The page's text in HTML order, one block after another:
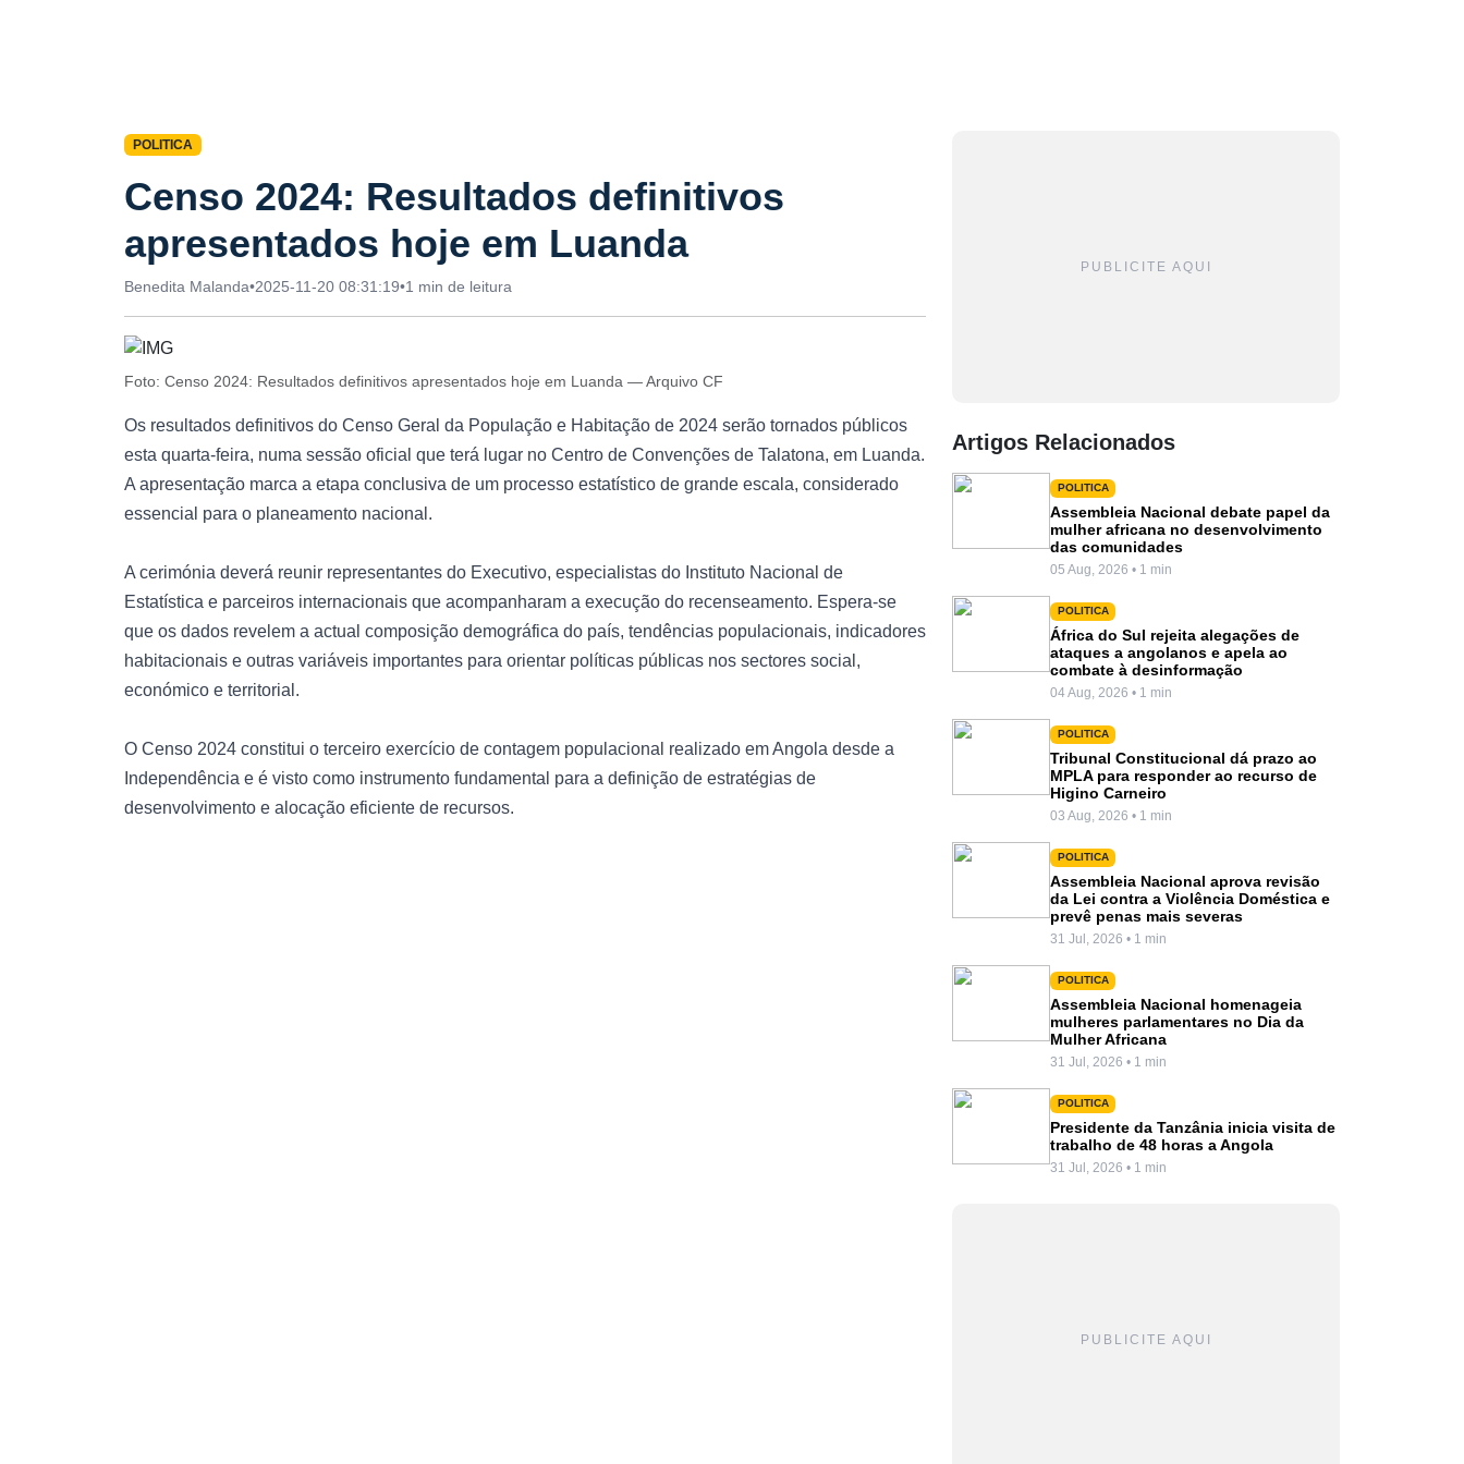
POLITICA
Censo 2024: Resultados definitivos
apresentados hoje em Luanda
Benedita Malanda•2025-11-20 08:31:19•1 min de leitura
Foto: Censo 2024: Resultados definitivos apresentados hoje em Luanda — Arquivo CF
Os resultados definitivos do Censo Geral da População e Habitação de 2024 serão tornados públicos
esta quarta-feira, numa sessão oficial que terá lugar no Centro de Convenções de Talatona, em Luanda.
A apresentação marca a etapa conclusiva de um processo estatístico de grande escala, considerado
essencial para o planeamento nacional.
A cerimónia deverá reunir representantes do Executivo, especialistas do Instituto Nacional de
Estatística e parceiros internacionais que acompanharam a execução do recenseamento. Espera-se
que os dados revelem a actual composição demográfica do país, tendências populacionais, indicadores
habitacionais e outras variáveis importantes para orientar políticas públicas nos sectores social,
económico e territorial.
O Censo 2024 constitui o terceiro exercício de contagem populacional realizado em Angola desde a
Independência e é visto como instrumento fundamental para a definição de estratégias de
desenvolvimento e alocação eficiente de recursos.
PUBLICITE AQUI
Artigos Relacionados
POLITICA
Assembleia Nacional debate papel da
mulher africana no desenvolvimento
das comunidades
05 Aug, 2026 • 1 min
POLITICA
África do Sul rejeita alegações de
ataques a angolanos e apela ao
combate à desinformação
04 Aug, 2026 • 1 min
POLITICA
Tribunal Constitucional dá prazo ao
MPLA para responder ao recurso de
Higino Carneiro
03 Aug, 2026 • 1 min
POLITICA
Assembleia Nacional aprova revisão
da Lei contra a Violência Doméstica e
prevê penas mais severas
31 Jul, 2026 • 1 min
POLITICA
Assembleia Nacional homenageia
mulheres parlamentares no Dia da
Mulher Africana
31 Jul, 2026 • 1 min
POLITICA
Presidente da Tanzânia inicia visita de
trabalho de 48 horas a Angola
31 Jul, 2026 • 1 min
PUBLICITE AQUI